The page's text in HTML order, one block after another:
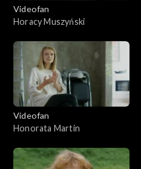
Videofan
Horacy Muszyński
Videofan
Honorata Martin